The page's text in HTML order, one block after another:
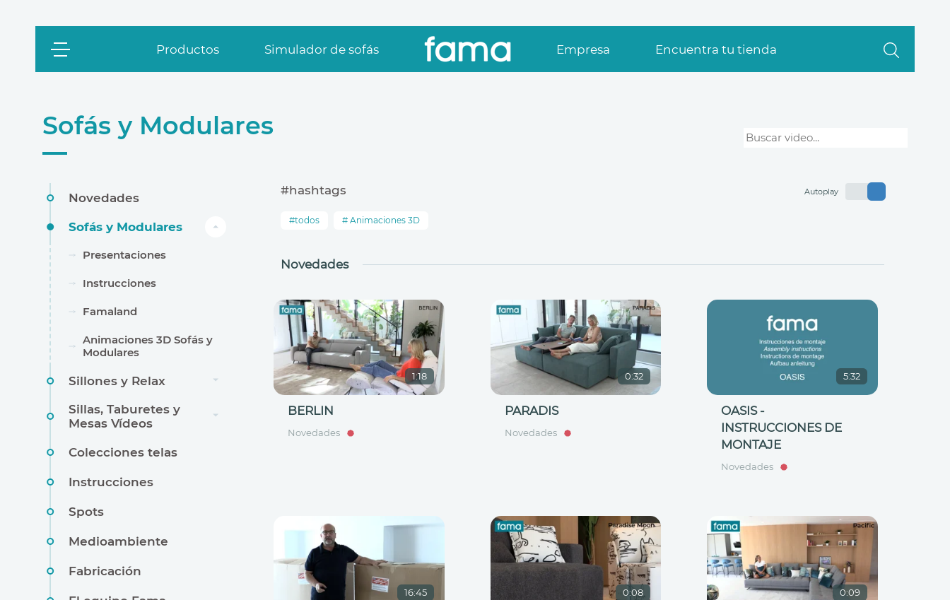
Productos Simulador de sofás Empresa Encuentra tu tienda
Sofás y Modulares
Novedades
Sofás y Modulares
Presentaciones
Instrucciones
Famaland
Animaciones 3D Sofás y
Modulares
Sillones y Relax
Sillas, Taburetes y
Mesas Vídeos
Colecciones telas
Instrucciones
Spots
Medioambiente
Fabricación
#hashtags
todos Animaciones 3D
Autoplay
Novedades
1:18
BERLIN
Novedades
0:32
PARADIS
Novedades
5:32
OASIS -
INSTRUCCIONES DE
MONTAJE
Novedades
16:45 0:08 0:09